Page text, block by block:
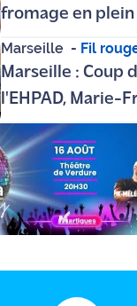
fromage en
Marseille - Fil
Marseille : Coup
l'EHPAD, Marie-
et Daniel (68